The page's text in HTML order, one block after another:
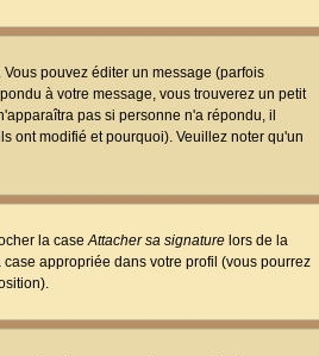
pouvez éditer un message (parfois
à votre message, vous trouverez un petit
pas si personne n'a répondu, il
ont modifié et pourquoi). Veuillez noter qu'un
la caseAttacher sa signature lors de la
appropriée dans votre profil (vous pourrez